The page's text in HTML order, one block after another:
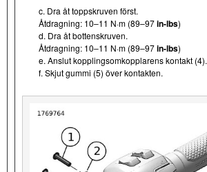
c. Dra åt toppskruven först.
Åtdragning: 10–11 N·m (89–97in-lbs)
d. Dra åt bottenskruven.
Åtdragning: 10–11 N·m (89–97in-lbs)
e. Anslut kopplingsomkopplarens kontakt (4).
f. Skjut gummi (5) över kontakten.